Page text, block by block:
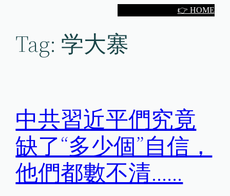
👉 HOME
Tag: 学大寨
中共習近平們究竟
缺了“多少個”自信，
他們都數不清……